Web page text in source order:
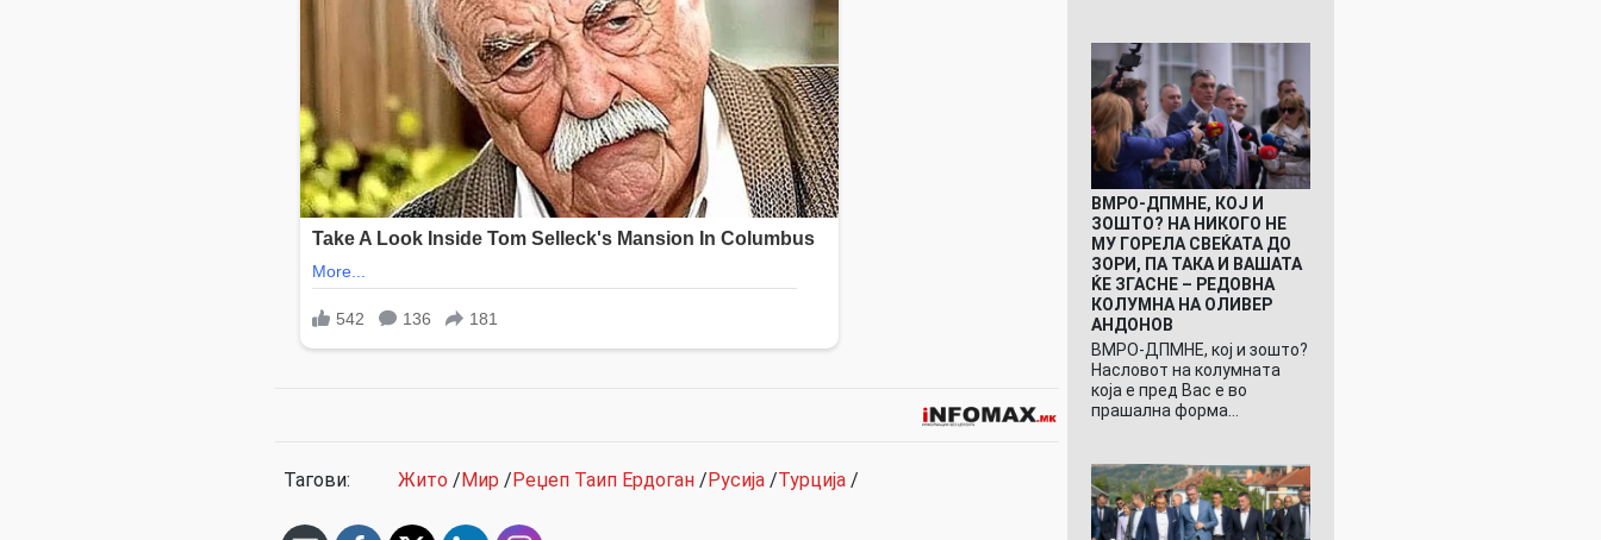
Тагови: Жито / Мир / Реџеп Таип Ердоган / Русија /Турција /
ВМРО-ДПМНЕ, КОЈ И
ЗОШТО? НА НИКОГО НЕ
МУ ГОРЕЛА СВЕЌАТА ДО
ЗОРИ, ПА ТАКА И ВАШАТА
ЌЕ ЗГАСНЕ – РЕДОВНА
КОЛУМНА НА ОЛИВЕР
АНДОНОВ
ВМРО-ДПМНЕ, кој и зошто?
Насловот на колумната
која е пред Вас е во
прашална форма…